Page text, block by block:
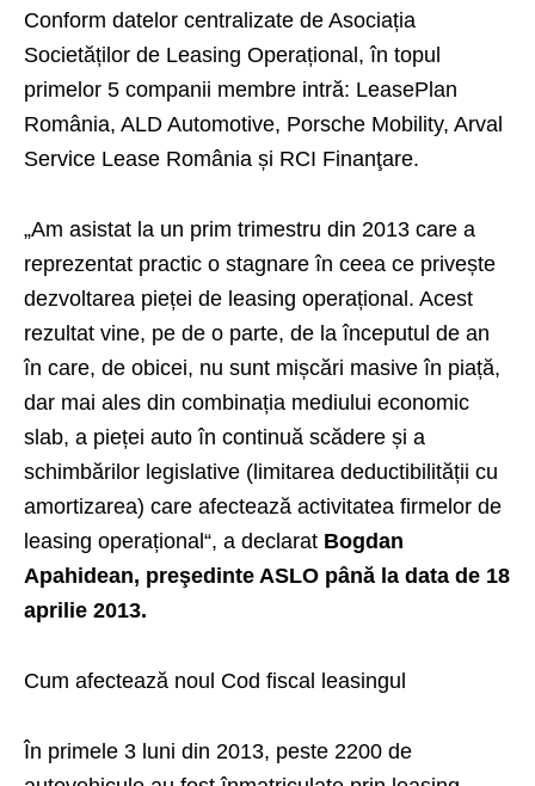
Conform datelor centralizate de Asociația
Societăților de Leasing Operațional, în topul
primelor 5 companii membre intră: LeasePlan
România, ALD Automotive, Porsche Mobility, Arval
Service Lease România și RCI Finanţare.
„Am asistat la un prim trimestru din 2013 care a
reprezentat practic o stagnare în ceea ce privește
dezvoltarea pieței de leasing operațional. Acest
rezultat vine, pe de o parte, de la începutul de an
în care, de obicei, nu sunt mișcări masive în piață,
dar mai ales din combinația mediului economic
slab, a pieței auto în continuă scădere și a
schimbărilor legislative (limitarea deductibilității cu
amortizarea) care afectează activitatea firmelor de
leasing operațional“, a declarat Bogdan
Apahidean, preşedinte ASLO până la data de 18
aprilie 2013.
Cum afectează noul Cod fiscal leasingul
În primele 3 luni din 2013, peste 2200 de